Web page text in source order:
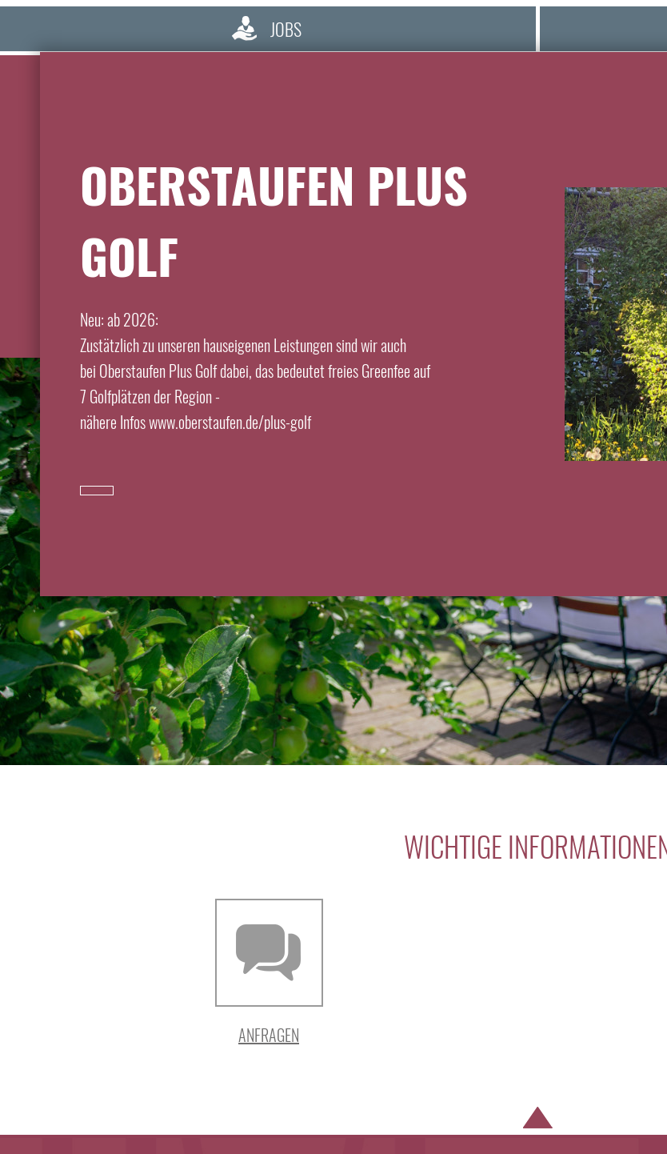
OBERSTAUFEN PLUS
GOLF
Neu: ab 2026:
Zustätzlich zu unseren hauseigenen Leistungen sind wir auch
bei Oberstaufen Plus Golf dabei, das bedeutet freies Greenfee auf
7 Golfplätzen der Region -
nähere Infos www.oberstaufen.de/plus-golf
JOBS
anfragen
WICHTIGE
ANFRAGEN